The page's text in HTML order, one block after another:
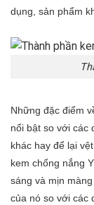
dụng, sản phẩm
Những đặc điểm
nổi bật so với các
khác hay để lại
kem chống nắng
sáng và mịn
của nó so với các